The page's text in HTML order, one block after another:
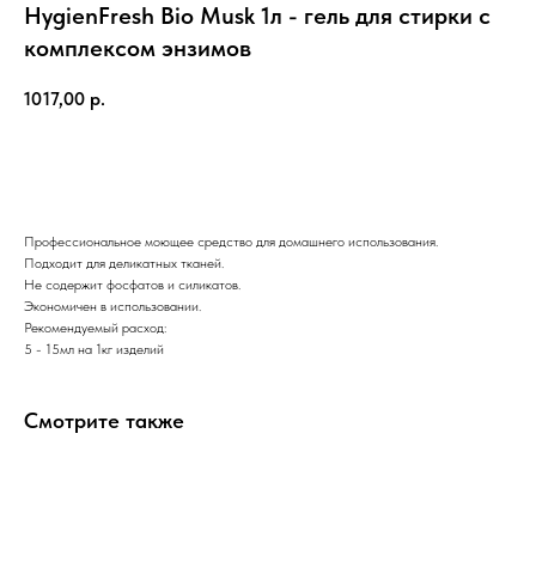
HygienFresh Bio Musk 1л - гель для стирки с
комплексом энзимов
1017,00 р.
Профессиональное моющее средство для домашнего использования.
Подходит для деликатных тканей.
Не содержит фосфатов и силикатов.
Экономичен в использовании.
Рекомендуемый расход:
5 - 15мл на 1кг изделий
Смотрите также